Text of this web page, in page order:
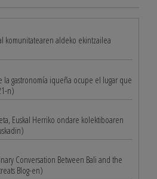
komunitatearen aldeko ekintzailea
gastronomía iqueña ocupe el lugar que
n)
Euskal Herriko ondare kolektiboaren
Conversation Between Bali and the
Blog-en)